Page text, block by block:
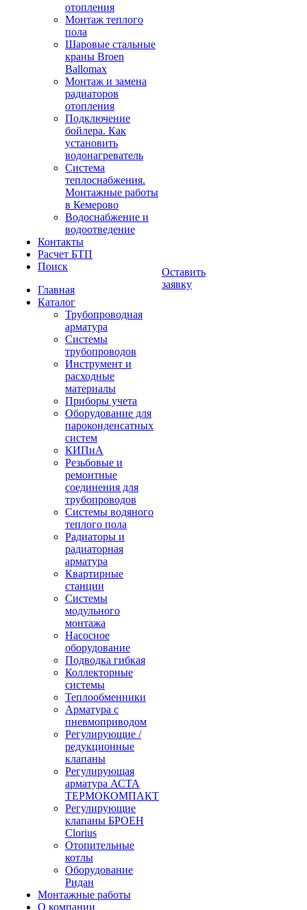
отопления
Монтаж теплого
пола
Шаровые стальные
краны Broen
Ballomax
Монтаж и замена
радиаторов
отопления
Подключение
бойлера. Как
установить
водонагреватель
Система
теплоснабжения.
Монтажные работы
в Кемерово
Водоснабжение и
водоотведение
Контакты
Расчет БТП
Поиск
Главная
Каталог
Трубопроводная
арматура
Системы
трубопроводов
Инструмент и
расходные
материалы
Приборы учета
Оборудование для
пароконденсатных
систем
КИПиА
Резьбовые и
ремонтные
соединения для
трубопроводов
Системы водяного
теплого пола
Радиаторы и
радиаторная
арматура
Квартирные
станции
Системы
модульного
монтажа
Насосное
оборудование
Подводка гибкая
Коллекторные
системы
Теплообменники
Арматура с
пневмоприводом
Регулирующие /
редукционные
клапаны
Регулирующая
арматура АСТА
ТЕРМОКОМПАКТ
Регулирующие
клапаны БРОЕН
Clorius
Отопительные
котлы
Оборудование
Ридан
Монтажные работы
О компании
Оставить
заявку